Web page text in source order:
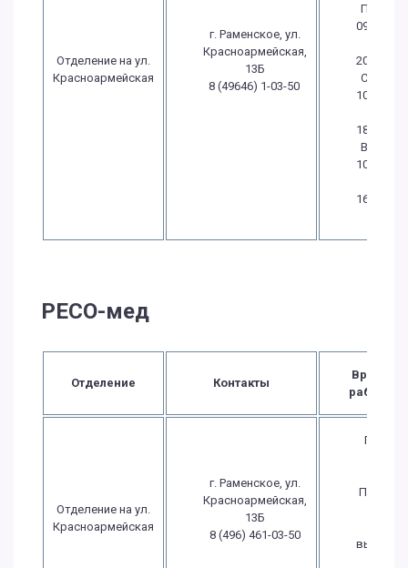
Отделение на ул.
Красноармейская
г. Раменское, ул.
Красноармейская,
13Б
8 (49646) 1-03-50
Пт.:
09:30
20:00
Сб.:
10:00
18:00
Вс.:
10:00
16:00
РЕСО-мед
Отделение Контакты
Время
работы
Отделение на ул.
Красноармейская
г. Раменское, ул.
Красноармейская,
13Б
8 (496) 461-03-50
Пн.-Чт.:
Пт.: